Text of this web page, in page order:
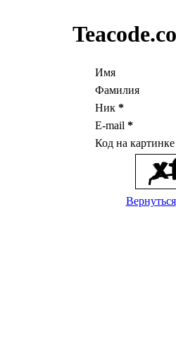
Имя
Фамилия
Ник *
E-mail *
Код на
Вернуться